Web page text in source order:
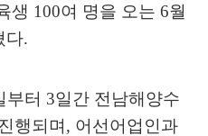
생 100여 명을 오는 6월
다.
부터 3일간 전남해양수
행되며, 어선어업인과